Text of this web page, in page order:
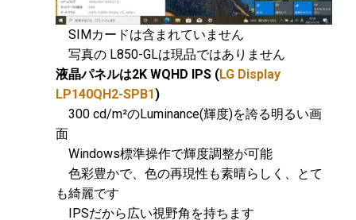
SIMカードは含まれていません
写真の L850-GLは現品ではありません
液晶パネルは2K WQHD IPS (LG Display
LP140QH2-SPB1 )
300 cd/m²のLuminance(輝度)を誇る明るい画
面
Windows標準操作で輝度調整が可能
色彩豊かで、色の再現性も素晴らしく、とて
も綺麗です
IPSだから広い視野角を持ちます